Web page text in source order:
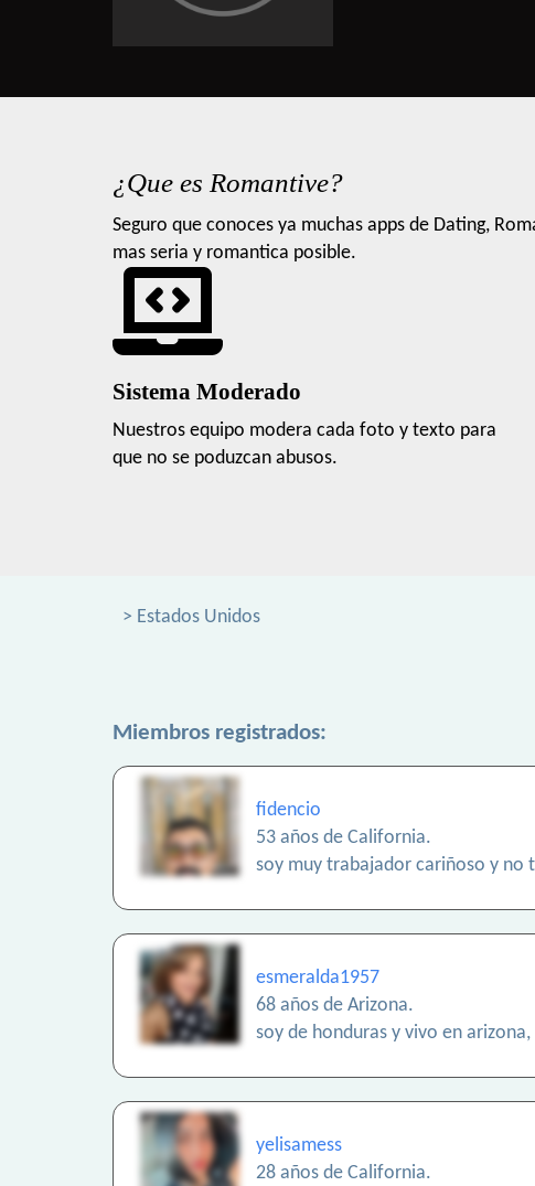
¿Que es Romantive?
Seguro que conoces ya muchas apps de Dating,
mas seria y romantica posible.
Sistema Moderado
Nuestros equipo modera cada foto y texto para
que no se poduzcan abusos.
> Estados Unidos
Miembros registrados:
fidencio
53 años de California.
soy muy trabajador cariñoso y no
esmeralda1957
68 años de Arizona.
soy de honduras y vivo en
yelisamess
28 años de California.